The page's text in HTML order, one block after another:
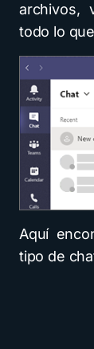
archivos,
todo lo
Aquí
tipo de